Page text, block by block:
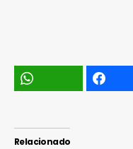
Relacionado